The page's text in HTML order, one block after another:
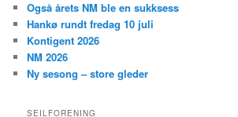
Også årets NM ble en sukksess
Hankø rundt fredag 10 juli
Kontigent 2026
NM 2026
Ny sesong – store gleder
SEILFORENING